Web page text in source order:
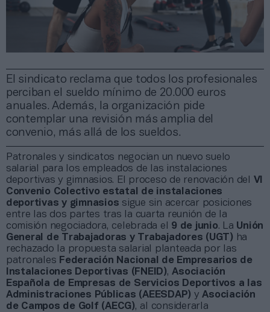
El sindicato reclama que todos los profesionales
perciban el sueldo mínimo de 20.000 euros
anuales. Además, la organización pide
contemplar una revisión más amplia del
convenio, más allá de los sueldos.
Patronales y sindicatos negocian un nuevo suelo
salarial para los empleados de las instalaciones
deportivas y gimnasios. El proceso de renovación del VI
Convenio Colectivo estatal de instalaciones
deportivas y gimnasios sigue sin acercar posiciones
entre las dos partes tras la cuarta reunión de la
comisión negociadora, celebrada el 9 de junio. La Unión
General de Trabajadoras y Trabajadores (UGT) ha
rechazado la propuesta salarial planteada por las
patronales Federación Nacional de Empresarios de
Instalaciones Deportivas (FNEID),Asociación
Española de Empresas de Servicios Deportivos a las
Administraciones Públicas (AEESDAP) yAsociación
de Campos de Golf (AECG), al considerarla